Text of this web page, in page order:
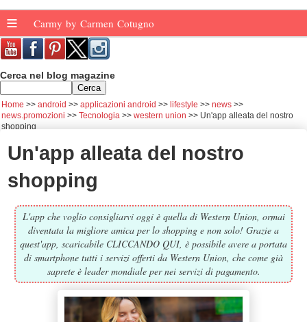
≡ Carmy by Carmen Cotugno
Cerca nel blog magazine
Home android applicazioni android lifestyle
news
news.promozioni
Tecnologia western union
Un'app alleata del nostro
shopping
Un'app alleata del nostro
shopping
L'app che voglio consigliarvi oggi è quella di Western Union, ormai
diventata la migliore amica per lo shopping e non solo! Grazie a
quest'app, scaricabile CLICCANDO QUI, è possibile avere a portata
di smartphone tutti i servizi offerti da Western Union, che come già
saprete è leader mondiale per nei servizi di pagamento.